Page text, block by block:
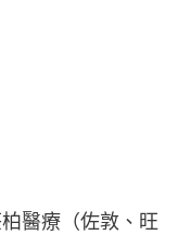
醫療（佐敦、旺